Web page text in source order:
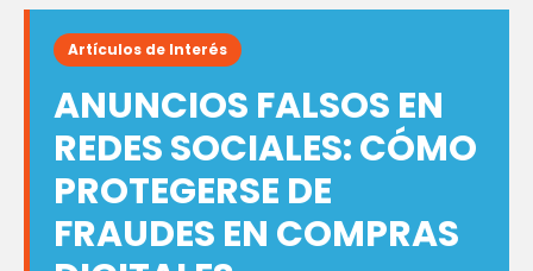
Artículos de Interés
ANUNCIOS FALSOS EN
REDES SOCIALES: CÓMO
PROTEGERSE DE
FRAUDES EN COMPRAS